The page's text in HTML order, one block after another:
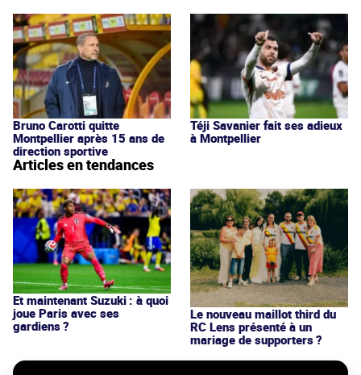
Bruno Carotti quitte
Montpellier après 15 ans de
direction sportive
Téji Savanier fait ses adieux
à Montpellier
Articles en tendances
Et maintenant Suzuki : à quoi
joue Paris avec ses
gardiens ?
Le nouveau maillot third du
RC Lens présenté à un
mariage de supporters ?